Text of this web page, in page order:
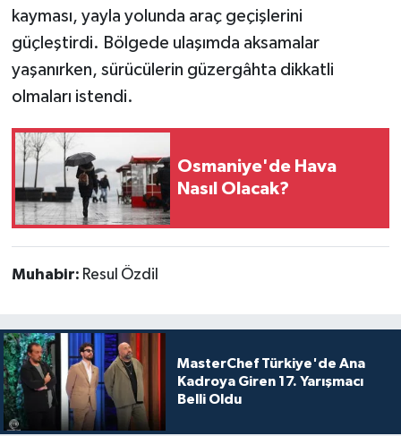
kayması, yayla yolunda araç geçişlerini
güçleştirdi. Bölgede ulaşımda aksamalar
yaşanırken, sürücülerin güzergâhta dikkatli
olmaları istendi.
Osmaniye'de Hava
Nasıl Olacak?
Muhabir: Resul Özdil
MasterChef Türkiye'de Ana
Kadroya Giren 17. Yarışmacı
Belli Oldu